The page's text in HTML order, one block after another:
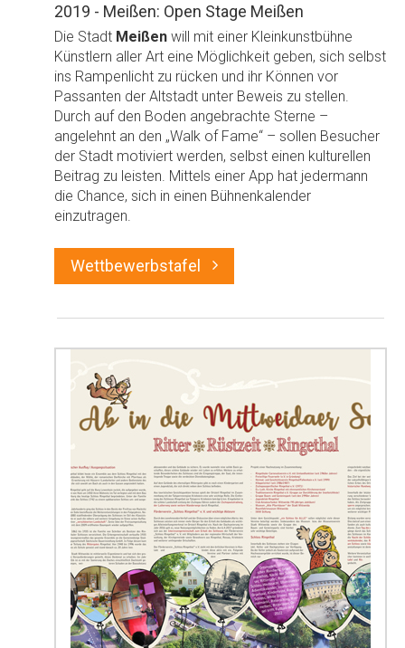
2019 - Meißen: Open Stage Meißen
Die Stadt Meißen will mit einer Kleinkunstbühne
Künstlern aller Art eine Möglichkeit geben, sich selbst
ins Rampenlicht zu rücken und ihr Können vor
Passanten der Altstadt unter Beweis zu stellen.
Durch auf den Boden angebrachte Sterne –
angelehnt an den „Walk of Fame“ – sollen Besucher
der Stadt motiviert werden, selbst einen kulturellen
Beitrag zu leisten. Mittels einer App hat jedermann
die Chance, sich in einen Bühnenkalender
einzutragen.
Wettbewerbstafel